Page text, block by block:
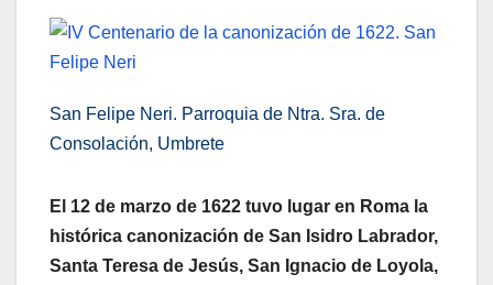
San Felipe Neri. Parroquia de Ntra. Sra. de
Consolación, Umbrete
El 12 de marzo de 1622 tuvo lugar en Roma la
histórica canonización de San Isidro Labrador,
Santa Teresa de Jesús, San Ignacio de Loyola,